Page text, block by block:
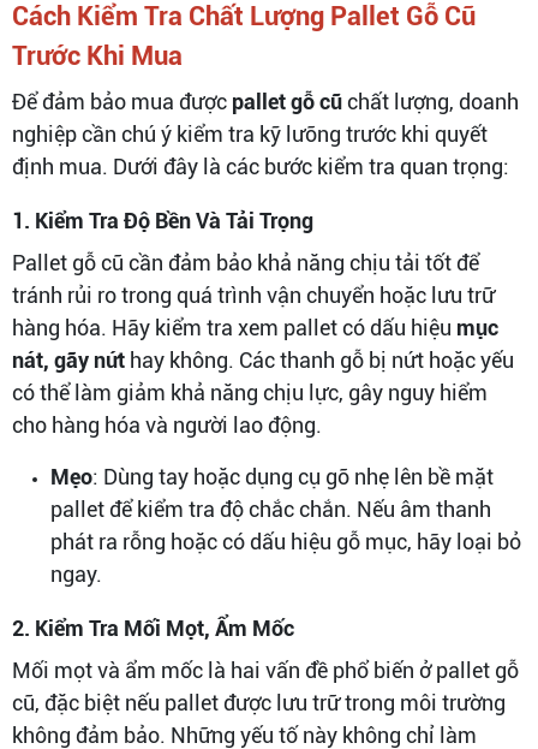
Cách Kiểm Tra Chất Lượng Pallet Gỗ Cũ
Trước Khi Mua
Để đảm bảo mua được pallet gỗ cũchất lượng, doanh
nghiệp cần chú ý kiểm tra kỹ lưỡng trước khi quyết
định mua. Dưới đây là các bước kiểm tra quan trọng:
1. Kiểm Tra Độ Bền Và Tải Trọng
Pallet gỗ cũ cần đảm bảo khả năng chịu tải tốt để
tránh rủi ro trong quá trình vận chuyển hoặc lưu trữ
hàng hóa. Hãy kiểm tra xem pallet có dấu hiệu mục
nát, gãy nứt hay không. Các thanh gỗ bị nứt hoặc yếu
có thể làm giảm khả năng chịu lực, gây nguy hiểm
cho hàng hóa và người lao động.
Mẹo: Dùng tay hoặc dụng cụ gõ nhẹ lên bề mặt
pallet để kiểm tra độ chắc chắn. Nếu âm thanh
phát ra rỗng hoặc có dấu hiệu gỗ mục, hãy loại bỏ
ngay.
2. Kiểm Tra Mối Mọt, Ẩm Mốc
Mối mọt và ẩm mốc là hai vấn đề phổ biến ở pallet gỗ
cũ, đặc biệt nếu pallet được lưu trữ trong môi trường
không đảm bảo. Những yếu tố này không chỉ làm